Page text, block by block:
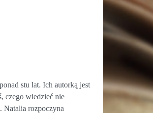
stu lat. Ich autorką jest
czego wiedzieć nie
Natalia rozpoczyna